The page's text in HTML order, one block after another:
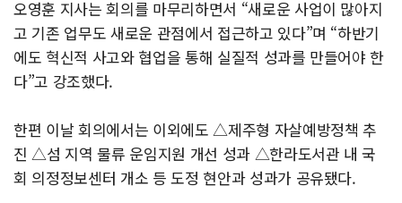
오영훈 지사는 회의를 마무리하면서 “새로운 사업이 많아지
고 기존 업무도 새로운 관점에서 접근하고 있다”며 “하반기
에도 혁신적 사고와 협업을 통해 실질적 성과를 만들어야 한
다”고 강조했다.
한편 이날 회의에서는 이외에도 △제주형 자살예방정책 추
진 △섬 지역 물류 운임지원 개선 성과 △한라도서관 내 국
회 의정정보센터 개소 등 도정 현안과 성과가 공유됐다.